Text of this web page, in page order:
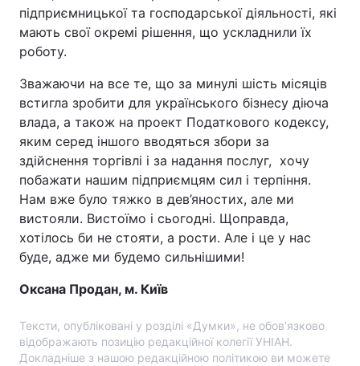
підприємницької та господарської діяльності, які
мають свої окремі рішення, що ускладнили їх
роботу.
Зважаючи на все те, що за минулі шість місяців
встигла зробити для українського бізнесу діюча
влада, а також на проект Податкового кодексу,
яким серед іншого вводяться збори за
здійснення торгівлі і за надання послуг, хочу
побажати нашим підприємцям сил і терпіння.
Нам вже було тяжко в дев’яностих, але ми
вистояли. Вистоїмо і сьогодні. Щоправда,
хотілось би не стояти, а рости. Але і це у нас
буде, адже ми будемо сильнішими!
Оксана Продан, м. Київ
Тексти, опубліковані у розділі «Думки», не обов’язково
відображають позицію редакційної колегії УНІАН.
Докладніше з нашою редакційною політикою ви можете